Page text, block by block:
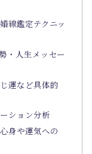
線鑑定テクニッ
・人生メッセー
運など具体的
ション分析
身や運気への